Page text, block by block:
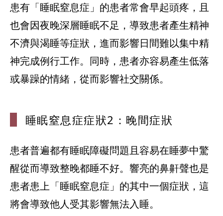
患有「睡眠窒息症」的患者常會早起頭疼，且
也會因夜晚深層睡眠不足，導致患者產生精神
不濟與渴睡等症狀，進而影響日間難以集中精
神完成例行工作。同時，患者亦容易產生低落
或暴躁的情緒，從而影響社交關係。
睡眠窒息症症狀2：晚間症狀
患者普遍都有睡眠障礙問題且容易在睡夢中驚
醒從而導致整晚都睡不好。響亮的鼻鼾聲也是
患者患上「睡眠窒息症」的其中一個症狀，這
將會導致他人受其影響無法入睡。